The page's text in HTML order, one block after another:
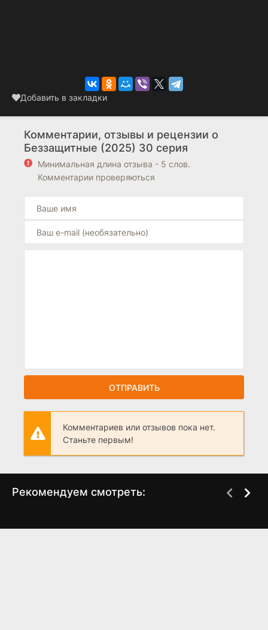
Добавить в закладки
Комментарии, отзывы и рецензии о
Беззащитные (2025) 30 серия
Минимальная длина отзыва - 5 слов.
Комментарии проверяються
ОТПРАВИТЬ
Комментариев или отзывов пока нет.
Станьте первым!
Рекомендуем смотреть: